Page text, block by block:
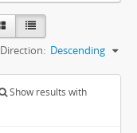
Direction: Descending
Show results with